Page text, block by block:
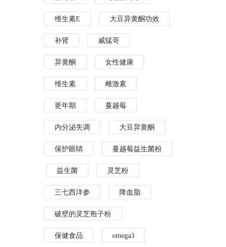
维生素E 大豆异黄酮功效
补肾 威猛哥
异黄酮 女性健康
维生素 雌激素
更年期 蔓越莓
内分泌失调 大豆异黄酮
保护眼睛 蔓越莓益生菌粉
益生菌 灵芝粉
三七西洋参 降血脂
破壁的灵芝孢子粉
保健食品 omega3